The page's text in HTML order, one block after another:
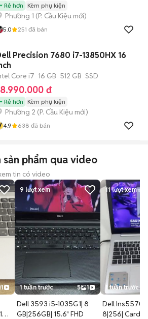
Rẻ hơn Kèm phụ kiện
Phường 1 (P. Cầu Kiệu mới)
5.0 251 đã bán
Precision 7680 i7-13850HX 16
Core i7 16 GB 512 GB SSD
đ
Rẻ hơn Kèm phụ kiện
Phường 2 (P. Cầu Kiệu mới)
4.9 638 đã bán
phẩm qua video
tin có video
1
9 lượt xem
1 tuần trước 5 1
Dell 3593 i5-1035G1| 8
GB|256GB| 15.6" FHD
11lượt xem
1 tuần trước
Dell Ins5570
8|256| Card